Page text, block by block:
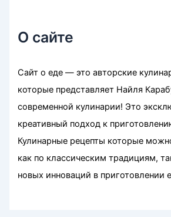
О сайте
Сайт о еде — это авторские
которые представляет Найля
современной кулинарии! Это
креативный подход к
Кулинарные рецепты которые
как по классическим традициям,
новых инноваций в приготовлении